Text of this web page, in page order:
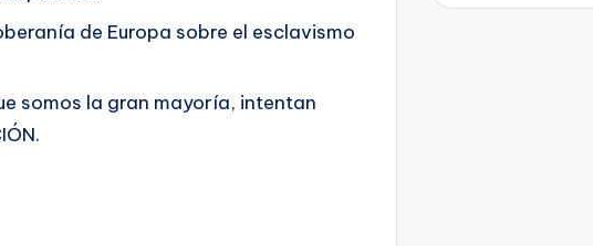
de Europa sobre el esclavismo
somos la gran mayoría, intentan